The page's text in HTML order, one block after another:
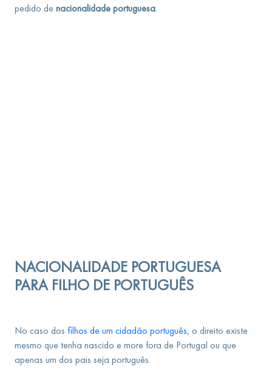
pedido de nacionalidade portuguesa.
NACIONALIDADE PORTUGUESA
PARA FILHO DE PORTUGUÊS
No caso dos filhos de um cidadão português, o direito existe
mesmo que tenha nascido e more fora de Portugal ou que
apenas um dos pais seja português.